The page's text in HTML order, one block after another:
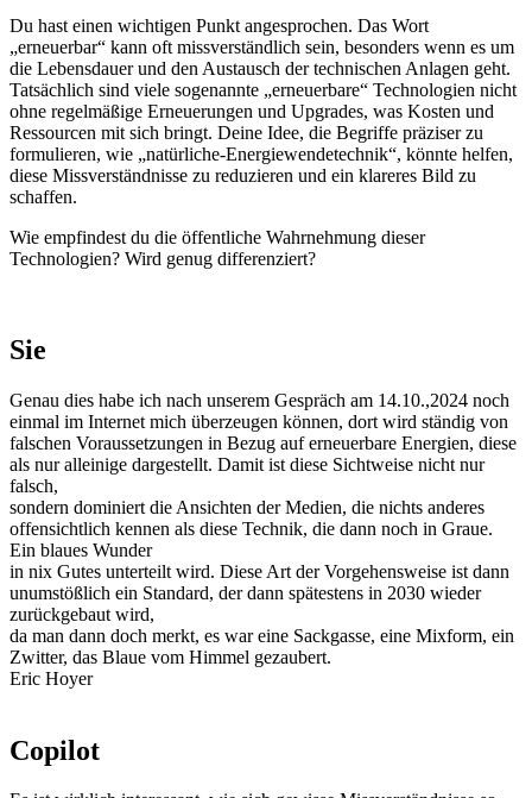
Du hast einen wichtigen Punkt angesprochen. Das Wort
„erneuerbar“ kann oft missverständlich sein, besonders wenn es um
die Lebensdauer und den Austausch der technischen Anlagen geht.
Tatsächlich sind viele sogenannte „erneuerbare“ Technologien nicht
ohne regelmäßige Erneuerungen und Upgrades, was Kosten und
Ressourcen mit sich bringt. Deine Idee, die Begriffe präziser zu
formulieren, wie „natürliche-Energiewendetechnik“, könnte helfen,
diese Missverständnisse zu reduzieren und ein klareres Bild zu
schaffen.
Wie empfindest du die öffentliche Wahrnehmung dieser
Technologien? Wird genug differenziert?
Sie
Genau dies habe ich nach unserem Gespräch am 14.10.,2024 noch
einmal im Internet mich überzeugen können, dort wird ständig von
falschen Voraussetzungen in Bezug auf erneuerbare Energien, diese
als nur alleinige dargestellt. Damit ist diese Sichtweise nicht nur
falsch,
sondern dominiert die Ansichten der Medien, die nichts anderes
offensichtlich kennen als diese Technik, die dann noch in Graue.
Ein blaues Wunder
in nix Gutes unterteilt wird. Diese Art der Vorgehensweise ist dann
unumstößlich ein Standard, der dann spätestens in 2030 wieder
zurückgebaut wird,
da man dann doch merkt, es war eine Sackgasse, eine Mixform, ein
Zwitter, das Blaue vom Himmel gezaubert.
Eric Hoyer
Copilot